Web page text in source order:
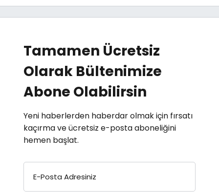
Tamamen Ücretsiz
Olarak Bültenimize
Abone Olabilirsin
Yeni haberlerden haberdar olmak için fırsatı
kaçırma ve ücretsiz e-posta aboneliğini
hemen başlat.
E-Posta Adresiniz